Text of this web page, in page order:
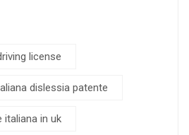
license
dislessia patente
italiana in uk